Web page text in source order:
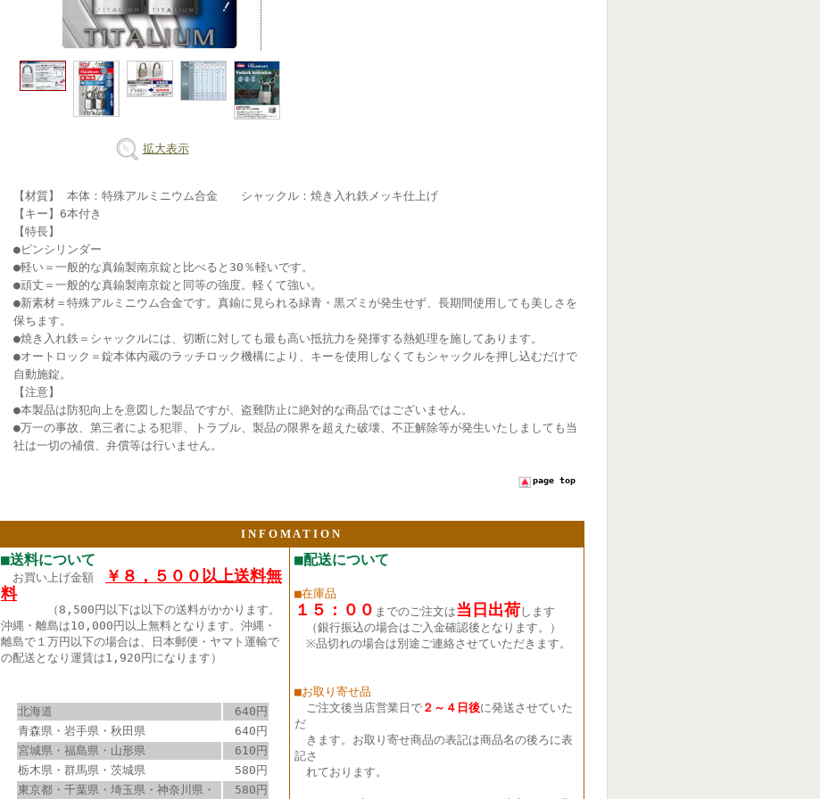
拡大表示
【材質】 本体：特殊アルミニウム合金 シャックル：焼き入れ鉄メッキ仕上げ
【キー】6本付き
【特長】
●ピンシリンダー
●軽い＝一般的な真鍮製南京錠と比べると30％軽いです。
●頑丈＝一般的な真鍮製南京錠と同等の強度。軽くて強い。
●新素材＝特殊アルミニウム合金です。真鍮に見られる緑青・黒ズミが発生せず、長期間使用しても美しさを
保ちます。
●焼き入れ鉄＝シャックルには、切断に対しても最も高い抵抗力を発揮する熱処理を施してあります。
●オートロック＝錠本体内蔵のラッチロック機構により、キーを使用しなくてもシャックルを押し込むだけで
自動施錠。
【注意】
●本製品は防犯向上を意図した製品ですが、盗難防止に絶対的な商品ではございません。
●万一の事故、第三者による犯罪、トラブル、製品の限界を超えた破壊、不正解除等が発生いたしましても当
社は一切の補償、弁償等は行いません。
page top
I N F O M A T I O N
■送料について
お買い上げ金額
￥８，５００以上送料無
料
（8,500円以下は以下の送料がかかります。
沖縄・離島は10,000円以上無料となります。沖縄・
離島で１万円以下の場合は、日本郵便・ヤマト運輸で
の配送となり運賃は1,920円になります）
北海道
640円
青森県・岩手県・秋田県
640円
宮城県・福島県・山形県
610円
栃木県・群馬県・茨城県
580円
東京都・千葉県・埼玉県・神奈川県・
580円
■配送について
■在庫品
１５：００ までのご注文は当日出荷 します
（銀行振込の場合はご入金確認後となります。）
※品切れの場合は別途ご連絡させていただきます。
■お取り寄せ品
ご注文後当店営業日で ２～４日後に発送させていた
だ
きます。お取り寄せ商品の表記は商品名の後ろに表
記さ
れております。